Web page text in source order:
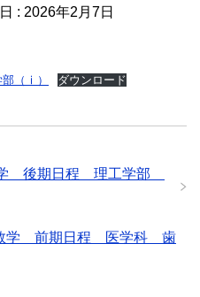
: 2026年2月7日
（ⅰ） ダウンロード
後期日程 理工学部
学 前期日程 医学科 歯